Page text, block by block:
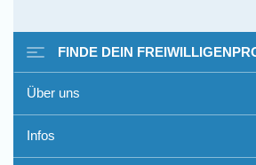
Freiwilligenarbeit
-
FINDE DEIN
Über uns
Infos